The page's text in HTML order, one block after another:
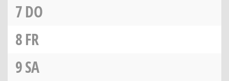
7DO
8FR
9SA